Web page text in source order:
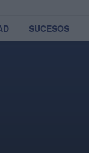
SUCESOS